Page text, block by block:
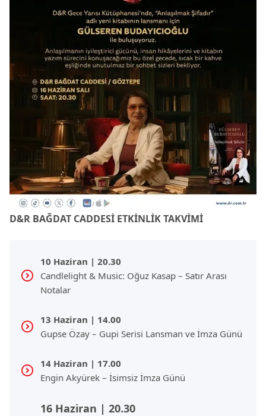
D&R BAĞDAT CADDESİ ETKİNLİK TAKVİMİ
10 Haziran | 20.30
Candlelight & Music: Oğuz Kasap – Satır Arası
Notalar
13 Haziran | 14.00
Gupse Özay – Gupi Serisi Lansman ve İmza Günü
14 Haziran | 17.00
Engin Akyürek – İsimsiz İmza Günü
16 Haziran | 20.30